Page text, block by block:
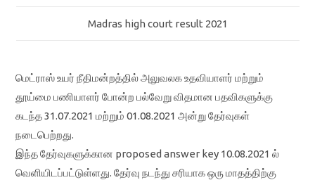
Madras high court result 2021
மெட்ராஸ் உயர் நீதிமன்றத்தில் அலுவலக உதவியாளர் மற்றும்
தூய்மை பணியாளர் போன்ற பல்வேறு விதமான பதவிகளுக்கு
கடந்த 31.07.2021 மற்றும் 01.08.2021 அன்று தேர்வுகள்
நடைபெற்றது.
இந்த தேர்வுகளுக்கான proposed answer key 10.08.2021 ல்
வெளியிடப்பட்டுள்ளது. தேர்வு நடந்து சரியாக ஒரு மாதத்திற்கு